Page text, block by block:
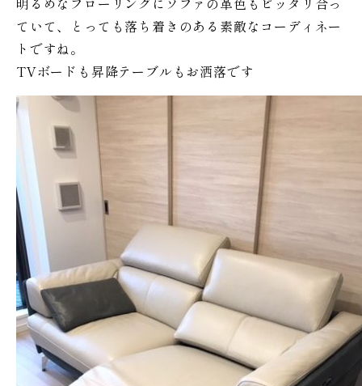
ていて、とっても落ち着きのある素敵なコーディネー
トですね。
TVボードも昇降テーブルもお洒落です